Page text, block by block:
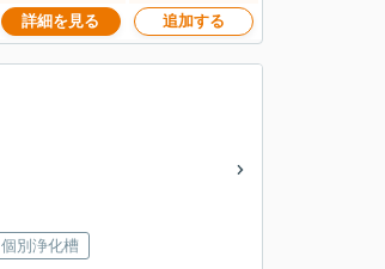
詳細を見る 追加する
個別浄化槽